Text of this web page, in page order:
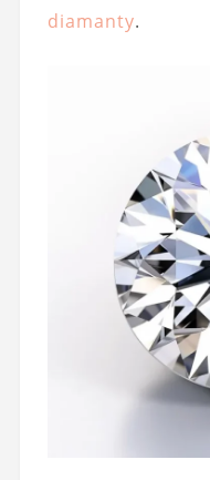
diamanty.